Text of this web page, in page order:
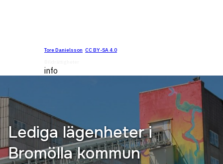
Tore Danielsson CC BY-SA 4.0
info
Lediga lägenheter i
Bromölla kommun